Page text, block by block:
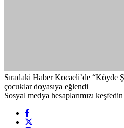
Sıradaki Haber Kocaeli’de “Köyde
çocuklar doyasıya eğlendi
Sosyal medya hesaplarımızı keşfedin